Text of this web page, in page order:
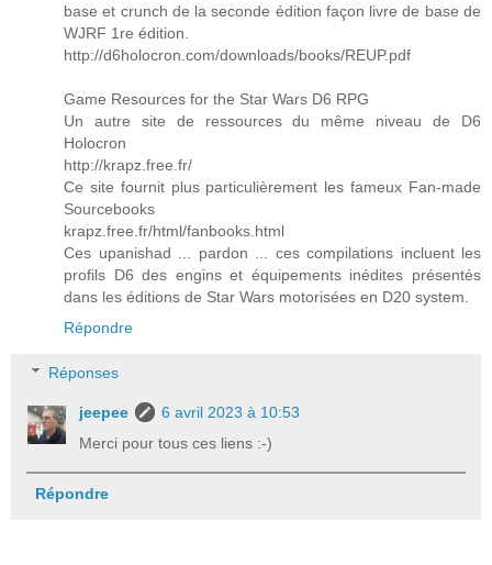
base et crunch de la seconde édition façon livre de base de
WJRF 1re édition.
http://d6holocron.com/downloads/books/REUP.pdf
Game Resources for the Star Wars D6 RPG
Un autre site de ressources du même niveau de D6
Holocron
http://krapz.free.fr/
Ce site fournit plus particulièrement les fameux Fan-made
Sourcebooks
krapz.free.fr/html/fanbooks.html
Ces upanishad ... pardon ... ces compilations incluent les
profils D6 des engins et équipements inédites présentés
dans les éditions de Star Wars motorisées en D20 system.
Répondre
Réponses
jeepee
6 avril 2023 à 10:53
Merci pour tous ces liens :-)
Répondre